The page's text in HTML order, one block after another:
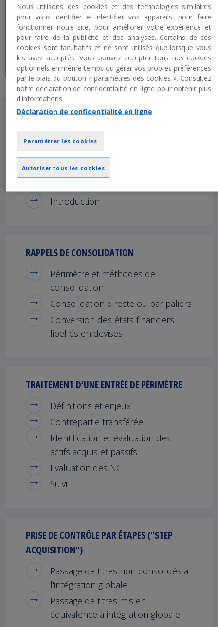
Tous nos formateurs sont des consultants
reconnus dans leurs domaines.Ils
interviennent chaque jour pour
accompagner les clients KPMG.
MÉTHODOLOGIE DE CADRAGE DU TABLEAU
DE VARIATION DES CAPITAUX PROPRES
Introduction
RAPPELS DE CONSOLIDATION
Périmètre et méthodes de
consolidation
Consolidation directe ou par paliers
Conversion des états financiers
libellés en devises
TRAITEMENT D’UNE ENTRÉE DE PÉRIMÈTRE
Définitions et enjeux
Contrepartie transférée
Identification et évaluation des
actifs acquis et passifs
Evaluation des NCI
Suivi
PRISE DE CONTRÔLE PAR ÉTAPES ("STEP
ACQUISITION")
Passage de titres non consolidés à
l'intégration globale
Passage de titres mis en
équivalence à intégration globale
Nous utilisons des cookies et des technologies similaires
pour vous identifier et identifier vos appareils, pour faire
fonctionner notre site, pour améliorer votre expérience et
pour faire de la publicité et des analyses. Certains de ces
cookies sont facultatifs et ne sont utilisés que lorsque vous
les avez acceptés. Vous pouvez accepter tous nos cookies
optionnels en même temps ou gérer vos propres préférences
par le biais du bouton « paramètres des cookies ». Consultez
notre déclaration de confidentialité en ligne pour obtenir plus
d'informations.
Déclaration de confidentialité en ligne
Autoriser tous les cookies
Paramétrer les cookies